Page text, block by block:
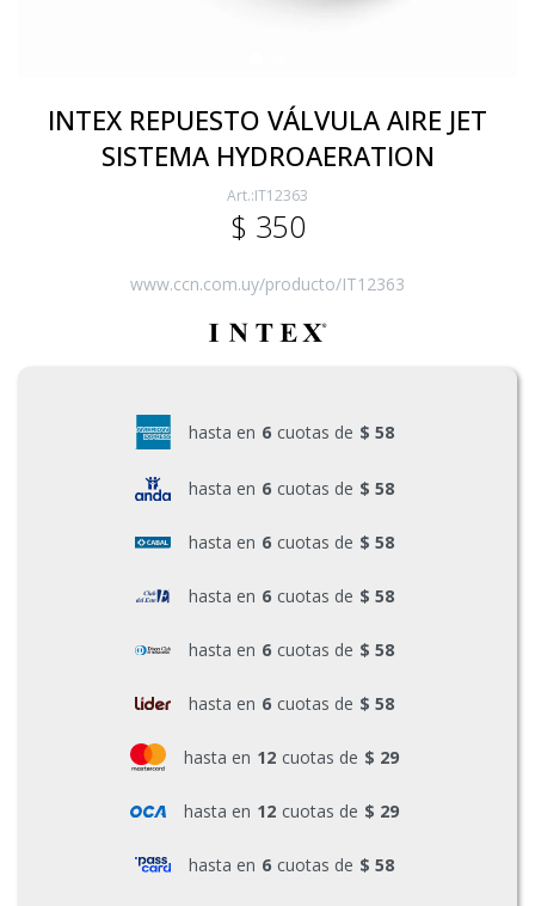
INTEX REPUESTO VÁLVULA AIRE JET
SISTEMA HYDROAERATION
IT12363
$ 350
www.ccn.com.uy/producto/IT12363
hasta en 6 cuotas de $ 58
hasta en 6 cuotas de $ 58
hasta en 6 cuotas de $ 58
hasta en 6 cuotas de $ 58
hasta en 6 cuotas de $ 58
hasta en 6 cuotas de $ 58
hasta en 12 cuotas de $ 29
hasta en 12 cuotas de $ 29
hasta en 6 cuotas de $ 58
Ferretería
Herramientas Eléctrica y Batería
Herramientas Manuales
Generadores